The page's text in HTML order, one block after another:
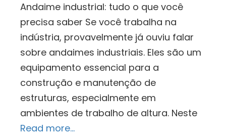
Andaime industrial: tudo o que você
precisa saber Se você trabalha na
indústria, provavelmente já ouviu falar
sobre andaimes industriais. Eles são um
equipamento essencial para a
construção e manutenção de
estruturas, especialmente em
ambientes de trabalho de altura. Neste
Read more…